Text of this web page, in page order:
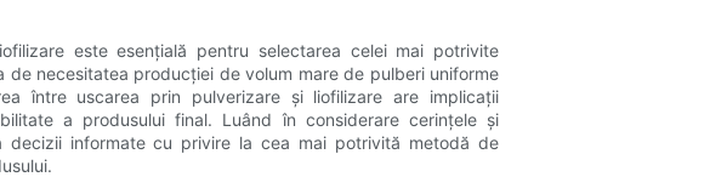
este esențială pentru selectarea celei mai potrivite
necesitatea producției de volum mare de pulberi uniforme
între uscarea prin pulverizare și liofilizare are implicații
a produsului final. Luând în considerare cerințele și
informate cu privire la cea mai potrivită metodă de